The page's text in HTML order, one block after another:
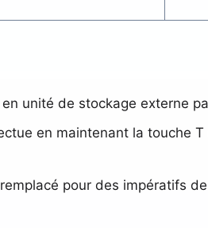
unité de stockage externe
en maintenant la touche
pour des impératifs